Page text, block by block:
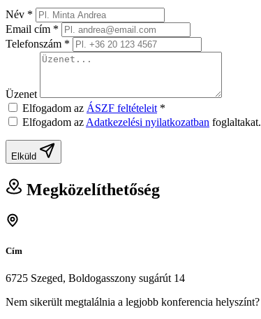
Név *
Email cím *
Telefonszám *
Üzenet
Elfogadom az ÁSZF feltételeit *
Elfogadom az Adatkezelési nyilatkozatban foglaltakat.
Elküld
Megközelíthetőség
Cím
6725 Szeged, Boldogasszony sugárút 14
Nem sikerült megtalálnia a legjobb konferencia helyszínt?